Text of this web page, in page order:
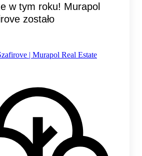
w tym roku! Murapol
zostało
| Murapol Real Estate